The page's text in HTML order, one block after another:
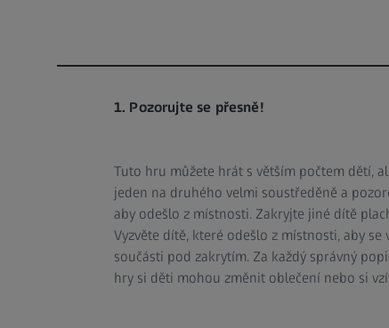
1. Pozorujte se přesně!
Tuto hru můžete hrát s větším počtem dětí,
jeden na druhého velmi soustředěně a
aby odešlo z místnosti. Zakryjte jiné dítě
Vyzvěte dítě, které odešlo z místnosti, aby
součásti pod zakrytím. Za každý správný
hry si děti mohou změnit oblečení nebo si